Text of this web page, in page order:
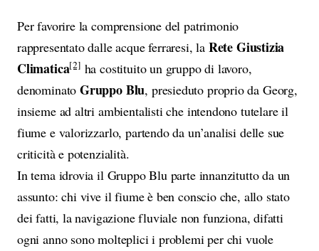
Per favorire la comprensione del patrimonio
rappresentato dalle acque ferraresi, la Rete Giustizia
Climatica[2] ha costituito un gruppo di lavoro,
denominatoGruppo Blu, presieduto proprio da Georg,
insieme ad altri ambientalisti che intendono tutelare il
fiume e valorizzarlo, partendo da un’analisi delle sue
criticità e potenzialità.
In tema idrovia il Gruppo Blu parte innanzitutto da un
assunto: chi vive il fiume è ben conscio che, allo stato
dei fatti, la navigazione fluviale non funziona, difatti
ogni anno sono molteplici i problemi per chi vuole